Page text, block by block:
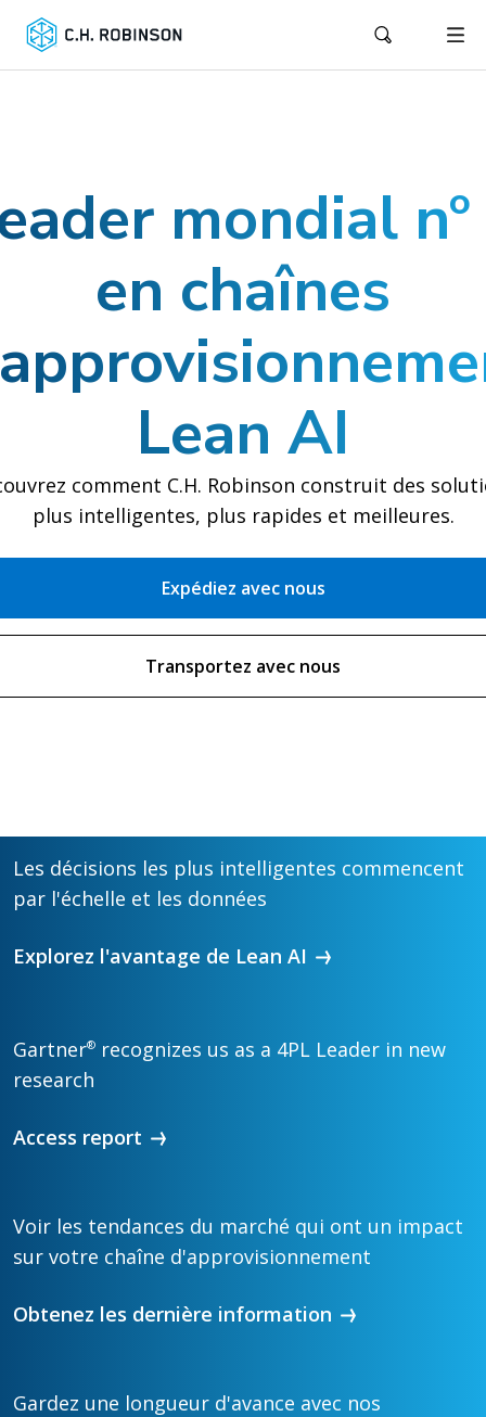
mondial
en chaînes
Lean AI
comment C.H. Robinson construit des
plus intelligentes, plus rapides et meilleures.
Expédiez avec nous
Transportez avec nous
Les décisions les plus intelligentes commencent
par l'échelle et les données
Explorez l'avantage de Lean AI
Gartner® recognizes us as a 4PL Leader in new
research
Access report
Voir les tendances du marché qui ont un impact
sur votre chaîne d'approvisionnement
Obtenez les dernière information
Gardez une longueur d'avance avec nos